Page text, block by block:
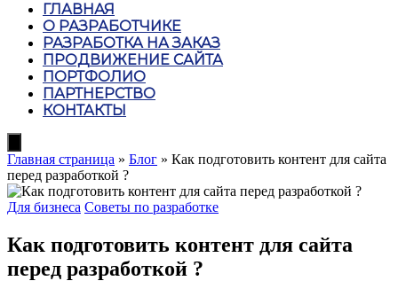
ГЛАВНАЯ
О РАЗРАБОТЧИКЕ
РАЗРАБОТКА НА ЗАКАЗ
ПРОДВИЖЕНИЕ САЙТА
ПОРТФОЛИО
ПАРТНЕРСТВО
КОНТАКТЫ
Toggle
Menu
Главная страница » Блог » Как подготовить контент для сайта
перед разработкой ?
Posted
Для бизнеса Советы по разработке
Как подготовить контент для сайта
перед разработкой ?